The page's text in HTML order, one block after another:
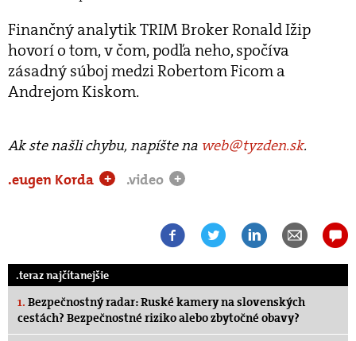
Finančný analytik TRIM Broker Ronald Ižip
hovorí o tom, v čom, podľa neho, spočíva
zásadný súboj medzi Robertom Ficom a
Andrejom Kiskom.
Ak ste našli chybu, napíšte na web@tyzden.sk.
.eugen Korda
+ .video +
.teraz najčítanejšie
1. Bezpečnostný radar: Ruské kamery na slovenských
cestách? Bezpečnostné riziko alebo zbytočné obavy?